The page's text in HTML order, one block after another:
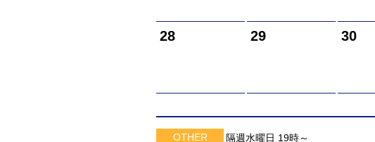
28 29 30
OTHER 隔週水曜日 19時～